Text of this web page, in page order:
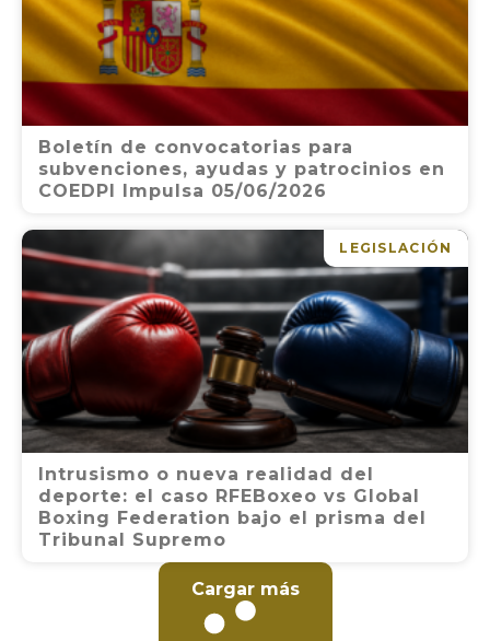
Boletín de convocatorias para
subvenciones, ayudas y patrocinios en
COEDPI Impulsa 05/06/2026
LEGISLACIÓN
Intrusismo o nueva realidad del
deporte: el caso RFEBoxeo vs Global
Boxing Federation bajo el prisma del
Tribunal Supremo
Cargar más